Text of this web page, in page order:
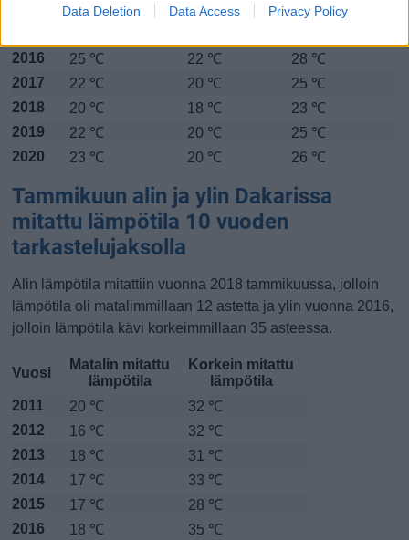
Data Deletion Data Access Privacy Policy
21 ℃ 19 ℃
24 ℃
2016
25 ℃ 22 ℃
28 ℃
2017
22 ℃ 20 ℃
25 ℃
2018
20 ℃ 18 ℃
23 ℃
2019
22 ℃ 20 ℃
25 ℃
2020
23 ℃ 20 ℃ 26 ℃
Tammikuun alin ja ylin Dakarissa
mitattu lämpötila 10 vuoden
tarkastelujaksolla
Alin lämpötila mitattiin vuonna 2018 tammikuussa, jolloin
lämpötila oli matalimmillaan 12 astetta ja ylin vuonna 2016,
jolloin lämpötila kävi korkeimmillaan 35 asteessa.
Vuosi
Matalin mitattu
lämpötila
Korkein mitattu
lämpötila
2011
20 ℃
32 ℃
2012
16 ℃
32 ℃
2013
18 ℃
31 ℃
2014
17 ℃
33 ℃
2015
17 ℃
28 ℃
2016
18 ℃
35 ℃